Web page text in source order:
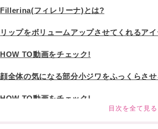
Fillerina(フィレリーナ)とは?
リップをボリュームアップさせてくれるアイ
HOW TO動画をチェック!
顔全体の気になる部分小ジワをふっくらさ
HOW TO動画をチェック!